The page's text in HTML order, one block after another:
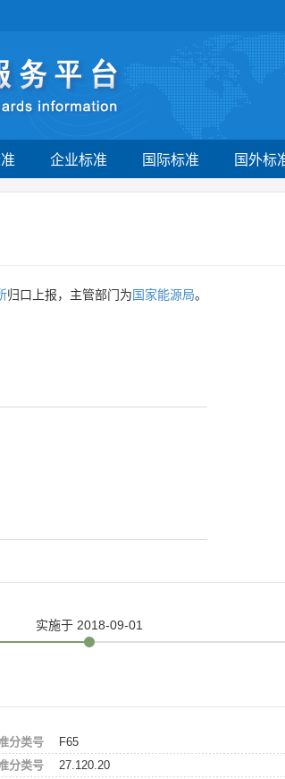
企业标准 国际标准 国外标
归口上报，主管部门为国家能源局。
实施于 2018-09-01
分类号
F65
分类号
27.120.20